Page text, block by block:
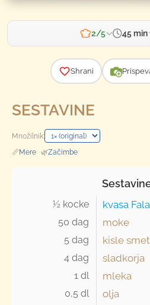
2/5 45 min
Shrani
SESTAVINE
Množilnik:
📏Mere · 🌿Začimbe
½ kocke kvasa Fala
50 dag moke
5 dag kisle
4 dag sladkorja
1 dl mleka
0,5 dl olja